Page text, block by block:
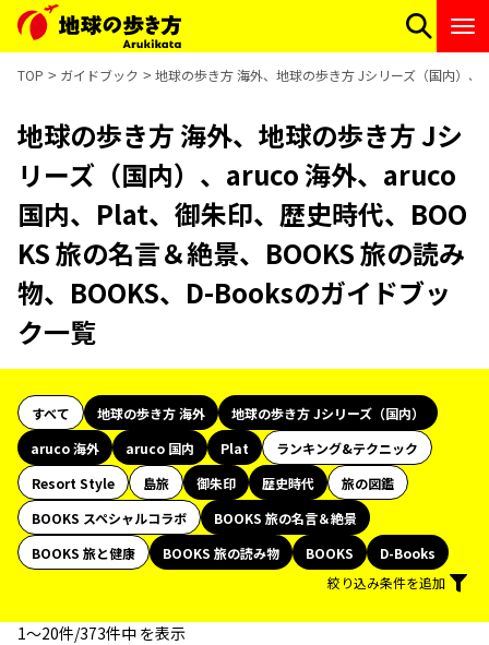
TOP ガイドブック 地球の歩き方 海外、地球の歩き方 Jシリーズ（国内）
地球の歩き方 海外、地球の歩き方 Jシ
リーズ（国内）、aruco 海外、aruco
国内、Plat、御朱印、歴史時代、BOO
KS 旅の名言＆絶景、BOOKS 旅の読み
物、BOOKS、D-Booksのガイドブッ
ク一覧
すべて 地球の歩き方 海外
地球の歩き方 Jシリーズ（国内）
aruco 海外
aruco 国内 Plat
ランキング&テクニック
Resort Style
島旅 御朱印 歴史時代
旅の図鑑
BOOKS スペシャルコラボ
BOOKS 旅の名言＆絶景
BOOKS 旅と健康
BOOKS 旅の読み物 BOOKS
D-Books
絞り込み条件を追加
1〜20件/373件中 を表示